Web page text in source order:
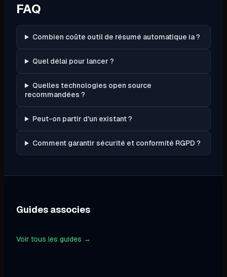
FAQ
Combien coûte outil de résumé automatique ia ?
Quel délai pour lancer ?
Quelles technologies open source
recommandées ?
Peut-on partir d'un existant ?
Comment garantir sécurité et conformité RGPD ?
Guides associes
Voir tous les guides →